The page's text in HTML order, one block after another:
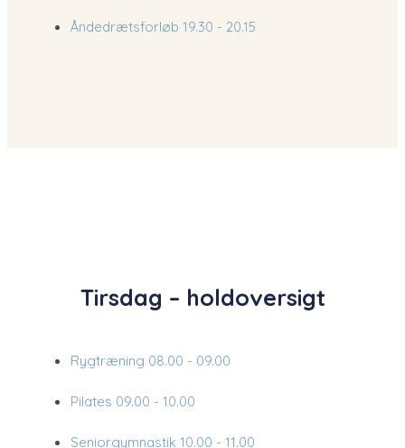
Åndedrætsforløb​ 19.30 - 20.15
Tirsdag – holdoversigt
Rygtræning 08.00 - 09.00​
Pilates​ 09.00 - 10.00
Seniorgymnastik 10.00 - 11.00​